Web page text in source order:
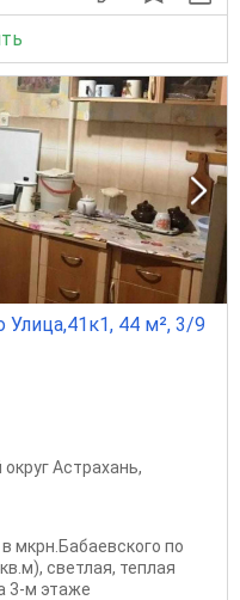
Улица,41к1, 44 м², 3/9
округ Астрахань,
мкрн.Бабаевского по
светлая, теплая
3-м этаже